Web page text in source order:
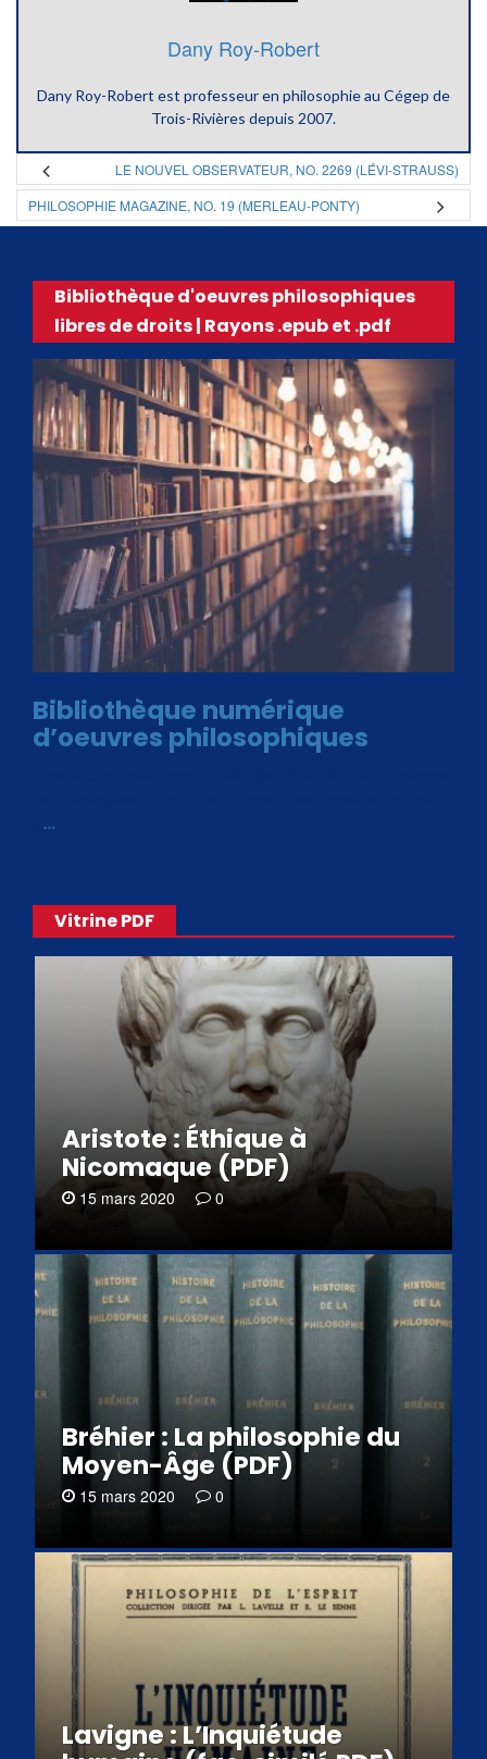
Dany Roy-Robert
Dany Roy-Robert est professeur en philosophie au Cégep de
Trois-Rivières depuis 2007.
LE NOUVEL OBSERVATEUR, NO. 2269 (LÉVI-STRAUSS)
PHILOSOPHIE MAGAZINE, NO. 19 (MERLEAU-PONTY)
Bibliothèque d'oeuvres philosophiques
libres de droits | Rayons .epub et .pdf
Bibliothèque numérique
d’oeuvres philosophiques
…
Vitrine PDF
Aristote : Éthique à
Nicomaque (PDF)
15 mars 2020 0
Bréhier : La philosophie du
Moyen-Âge (PDF)
15 mars 2020 0
Lavigne : L’Inquiétude